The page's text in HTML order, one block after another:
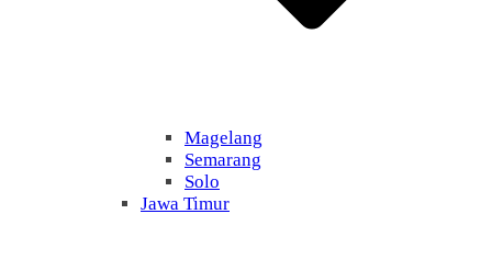
Magelang
Semarang
Solo
Jawa Timur